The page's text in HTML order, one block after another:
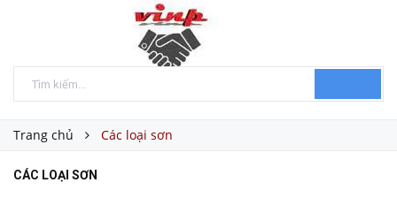
Trang chủ Các loại sơn
CÁC LOẠI SƠN